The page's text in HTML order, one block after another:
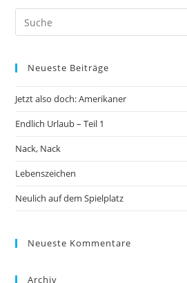
Neueste Beiträge
Jetzt also doch: Amerikaner
Endlich Urlaub – Teil 1
Nack, Nack
Lebenszeichen
Neulich auf dem Spielplatz
Neueste Kommentare
Archiv